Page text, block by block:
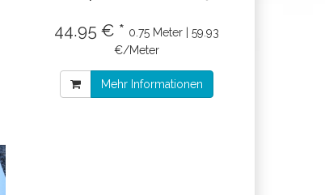
44.95 € * 0.75 Meter | 59.93
€/Meter
Mehr Informationen